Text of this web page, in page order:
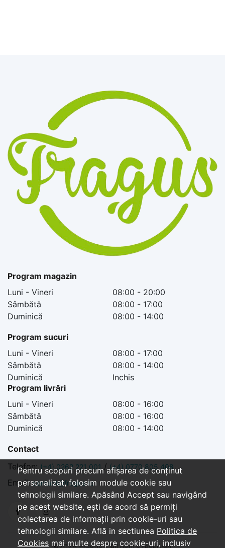
Program magazin
Luni - Vineri
Sâmbătă
Duminică
08:00 - 20:00
08:00 - 17:00
08:00 - 14:00
Program sucuri
Luni - Vineri
Sâmbătă
Duminică
08:00 - 17:00
08:00 - 14:00
Inchis
Program livrări
Luni - Vineri
Sâmbătă
Duminică
08:00 - 16:00
08:00 - 16:00
08:00 - 14:00
Contact
Telefon: (+4) 0262 221 001 / (+4) 0770 805 408
Email:contact@fragus.ro
Pentru scopuri precum afișarea de conținut
personalizat, folosim module cookie sau
tehnologii similare. Apăsând Accept sau navigând
pe acest website, ești de acord să permiți
colectarea de informații prin cookie-uri sau
tehnologii similare. Află in sectiunea Politica de
Cookies mai multe despre cookie-uri, inclusiv